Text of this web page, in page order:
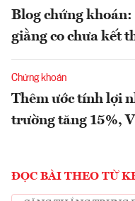
Blog chứng
giằng co chưa kết
Chứng khoán
Thêm ước tính lợi
trường tăng 15%,
ĐỌC BÀI THEO TỪ